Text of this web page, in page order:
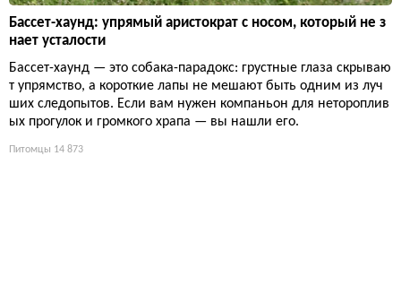
Бассет-хаунд: упрямый аристократ с носом, который не з
нает усталости
Бассет-хаунд — это собака-парадокс: грустные глаза скрываю
т упрямство, а короткие лапы не мешают быть одним из луч
ших следопытов. Если вам нужен компаньон для нетороплив
ых прогулок и громкого храпа — вы нашли его.
Питомцы 14 873